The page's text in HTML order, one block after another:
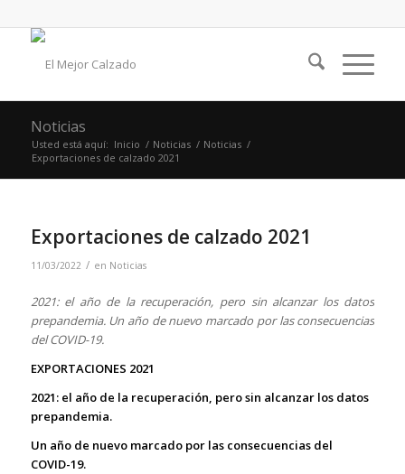
Noticias
Usted está aquí: Inicio / Noticias / Noticias /
Exportaciones de calzado 2021
Exportaciones de calzado 2021
11/03/2022 / en Noticias
2021: el año de la recuperación, pero sin alcanzar los datos
prepandemia. Un año de nuevo marcado por las consecuencias
del COVID-19.
EXPORTACIONES 2021
2021: el año de la recuperación, pero sin alcanzar los datos
prepandemia.
Un año de nuevo marcado por las consecuencias del
COVID-19.